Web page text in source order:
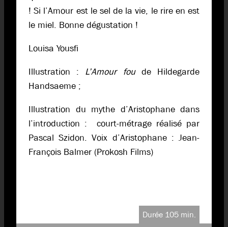
! Si l’Amour est le sel de la vie, le rire en est
le miel. Bonne dégustation !
Louisa Yousfi
Illustration : L’Amour foude Hildegarde
Handsaeme ;
Illustration du mythe d’Aristophane dans
l’introduction : court-métrage réalisé par
Pascal Szidon. Voix d’Aristophane : Jean-
François Balmer (Prokosh Films)
Durée 105 min.